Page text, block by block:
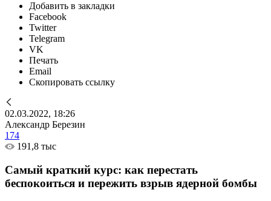
Добавить в закладки
Facebook
Twitter
Telegram
VK
Печать
Email
Скопировать ссылку
02.03.2022, 18:26
Александр Березин
174
191,8 тыс
Самый краткий курс: как перестать
беспокоиться и пережить взрыв ядерной бомбы